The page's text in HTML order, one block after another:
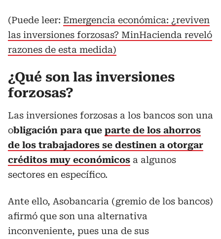
(Puede leer: Emergencia económica: ¿reviven
las inversiones forzosas? MinHacienda reveló
razones de esta medida)
¿Qué son las inversiones
forzosas?
Las inversiones forzosas a los bancos son una
obligación para que parte de los ahorros
de los trabajadores se destinen a otorgar
créditos muy económicos a algunos
sectores en específico.
Ante ello, Asobancaria (gremio de los bancos)
afirmó que son una alternativa
inconveniente, pues una de sus